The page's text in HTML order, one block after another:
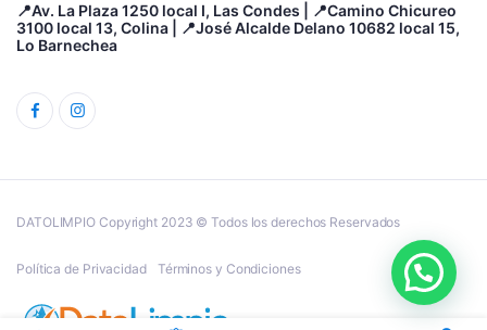
📍Av. La Plaza 1250 local I, Las Condes | 📍Camino Chicureo
3100 local 13, Colina | 📍José Alcalde Delano 10682 local 15,
Lo Barnechea
DATOLIMPIO Copyright 2023 © Todos los derechos Reservados
Política de Privacidad Términos y Condiciones